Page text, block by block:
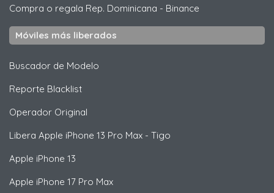
Compra o regala Rep. Dominicana - Binance
Móviles más liberados
Buscador de Modelo
Reporte Blacklist
Operador Original
Libera Apple iPhone 13 Pro Max - Tigo
Apple iPhone 13
Apple iPhone 17 Pro Max